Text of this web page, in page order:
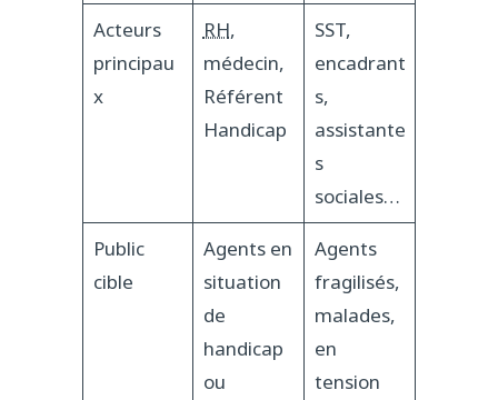
Acteurs
principau
x
RH,
médecin,
Référent
Handicap
SST,
encadrant
s,
assistante
s
sociales…
Public
cible
Agents en
situation
de
handicap
ou
Agents
fragilisés,
malades,
en
tension